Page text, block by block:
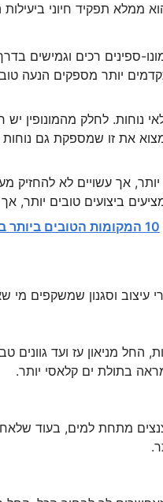
ממלא תפקיד חיוני
ספינים רכים וגמישים
יותר מספקים הנעה
נוחות. לחלק מהמונופין
את זו שמספקת גם נוחות
אך עשויים לא להחזיק
ביצועים טובים יותר, אך
10 המקומות הטובים
עיצוב וסגנון שמשקפים מי
החל מניאון עז ועד גוונים
בתולת ים קלאסי יותר.
מתחת למים, בעוד